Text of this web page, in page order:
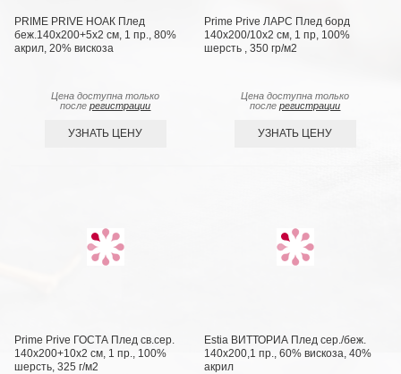
PRIME PRIVE НОАК Плед
беж.140х200+5х2 см, 1 пр., 80%
акрил, 20% вискоза
Цена доступна только
послерегистрации
УЗНАТЬ ЦЕНУ
Prime Prive ЛАРС Плед борд
140х200/10х2 см, 1 пр, 100%
шерсть , 350 гр/м2
Цена доступна только
послерегистрации
УЗНАТЬ ЦЕНУ
Prime Prive ГОСТА Плед св.сер.
140х200+10х2 см, 1 пр., 100%
шерсть, 325 г/м2
Estia ВИТТОРИА Плед сер./беж.
140х200,1 пр., 60% вискоза, 40%
акрил